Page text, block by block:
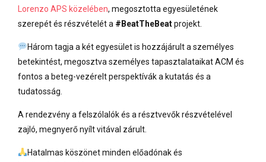
Lorenzo APS közelében, megosztotta egyesületének
szerepét és részvételét a #BeatTheBeatprojekt.
Három tagja a két egyesület is hozzájárult a személyes
betekintést, megosztva személyes tapasztalataikat ACM és
fontos a beteg-vezérelt perspektívák a kutatás és a
tudatosság.
A rendezvény a felszólalók és a résztvevők részvételével
zajló, megnyerő nyílt vitával zárult.
Hatalmas köszönet minden előadónak és